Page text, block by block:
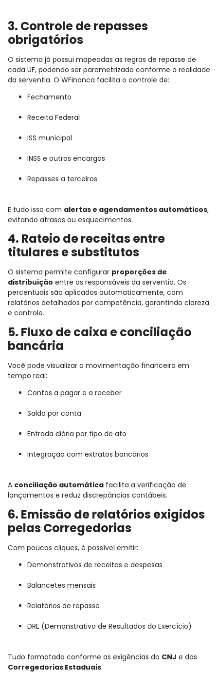
3. Controle de repasses
obrigatórios
O sistema já possui mapeadas as regras de repasse de
cada UF, podendo ser parametrizado conforme a realidade
da serventia. O WFinanca facilita o controle de:
Fechamento
Receita Federal
ISS municipal
INSS e outros encargos
Repasses a terceiros
E tudo isso com alertas e agendamentos automáticos,
evitando atrasos ou esquecimentos.
4. Rateio de receitas entre
titulares e substitutos
O sistema permite configurar proporções de
distribuição entre os responsáveis da serventia. Os
percentuais são aplicados automaticamente, com
relatórios detalhados por competência, garantindo clareza
e controle.
5. Fluxo de caixa e conciliação
bancária
Você pode visualizar a movimentação financeira em
tempo real:
Contas a pagar e a receber
Saldo por conta
Entrada diária por tipo de ato
Integração com extratos bancários
A conciliação automática facilita a verificação de
lançamentos e reduz discrepâncias contábeis.
6. Emissão de relatórios exigidos
pelas Corregedorias
Com poucos cliques, é possível emitir:
Demonstrativos de receitas e despesas
Balancetes mensais
Relatórios de repasse
DRE (Demonstrativo de Resultados do Exercício)
Tudo formatado conforme as exigências do CNJ e das
Corregedorias Estaduais.